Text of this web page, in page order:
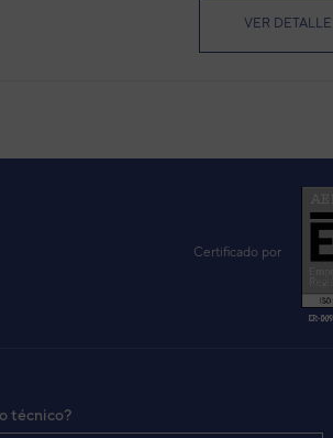
VER DETALLE
VER DETALLE
Certificado por
técnico?